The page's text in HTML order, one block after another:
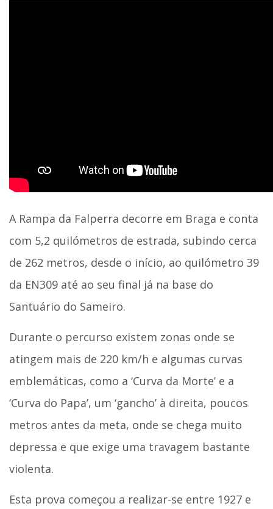
A Rampa da Falperra decorre em Braga e conta
com 5,2 quilómetros de estrada, subindo cerca
de 262 metros, desde o início, ao quilómetro 39
da EN309 até ao seu final já na base do
Santuário do Sameiro.
Durante o percurso existem zonas onde se
atingem mais de 220 km/h e algumas curvas
emblemáticas, como a ‘Curva da Morte’ e a
‘Curva do Papa’, um ‘gancho’ à direita, poucos
metros antes da meta, onde se chega muito
depressa e que exige uma travagem bastante
violenta.
Esta prova começou a realizar-se entre 1927 e